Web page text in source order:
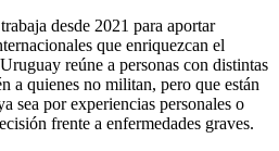
desde 2021 para aportar
que enriquezcan el
reúne a personas con distintas
a quienes no militan, pero que están
sea por experiencias personales o
frente a enfermedades graves.